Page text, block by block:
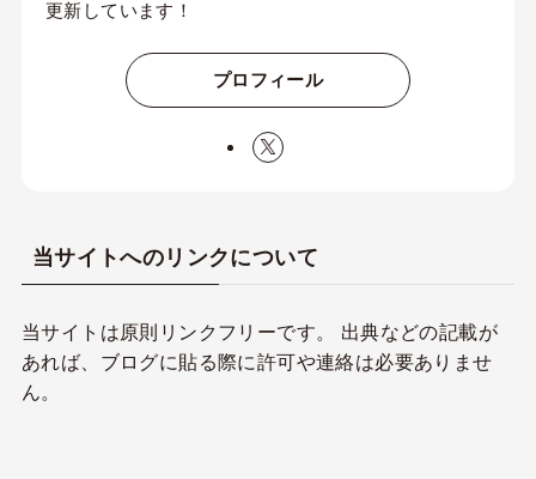
更新しています！
プロフィール
当サイトへのリンクについて
当サイトは原則リンクフリーです。 出典などの記載が
あれば、ブログに貼る際に許可や連絡は必要ありませ
ん。